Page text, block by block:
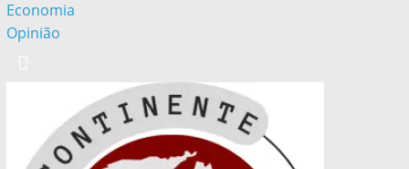
Economia
Opinião